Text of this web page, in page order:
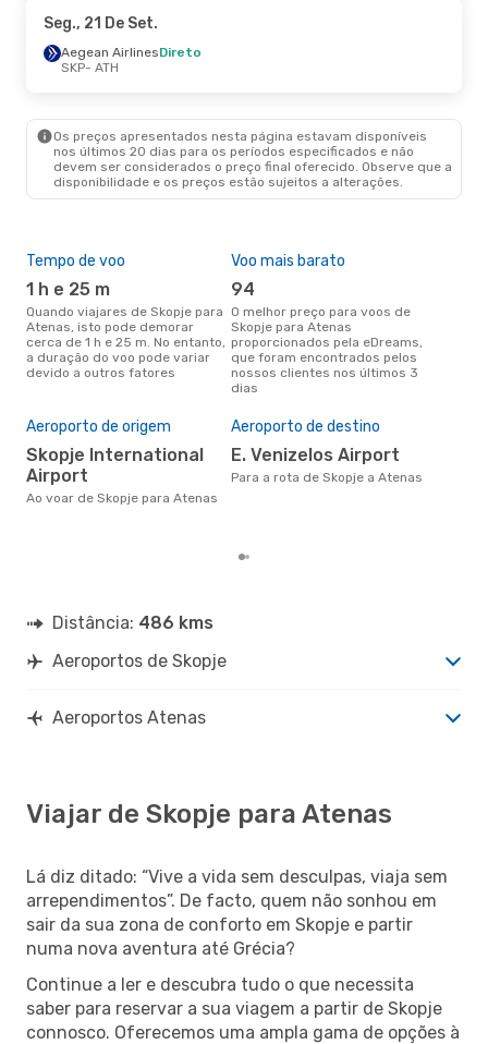
Seg., 21 De Set.
Aegean AirlinesDireto
SKP- ATH
Os preços apresentados nesta página estavam disponíveis
nos últimos 20 dias para os períodos especificados e não
devem ser considerados o preço final oferecido. Observe que a
disponibilidade e os preços estão sujeitos a alterações.
Tempo de voo
1 h e 25 m
Quando viajares de Skopje para
Atenas, isto pode demorar
cerca de 1 h e 25 m. No entanto,
a duração do voo pode variar
devido a outros fatores
Voo mais barato
94
O melhor preço para voos de
Skopje para Atenas
proporcionados pela eDreams,
que foram encontrados pelos
nossos clientes nos últimos 3
dias
Aeroporto de origem
Skopje International
Airport
Ao voar de Skopje para Atenas
Aeroporto de destino
E. Venizelos Airport
Para a rota de Skopje a Atenas
Distância: 486 kms
Aeroportos de Skopje
Aeroportos Atenas
Viajar de Skopje para Atenas
Lá diz ditado: “Vive a vida sem desculpas, viaja sem
arrependimentos”. De facto, quem não sonhou em
sair da sua zona de conforto em Skopje e partir
numa nova aventura até Grécia?
Continue a ler e descubra tudo o que necessita
saber para reservar a sua viagem a partir de Skopje
connosco. Oferecemos uma ampla gama de opções à